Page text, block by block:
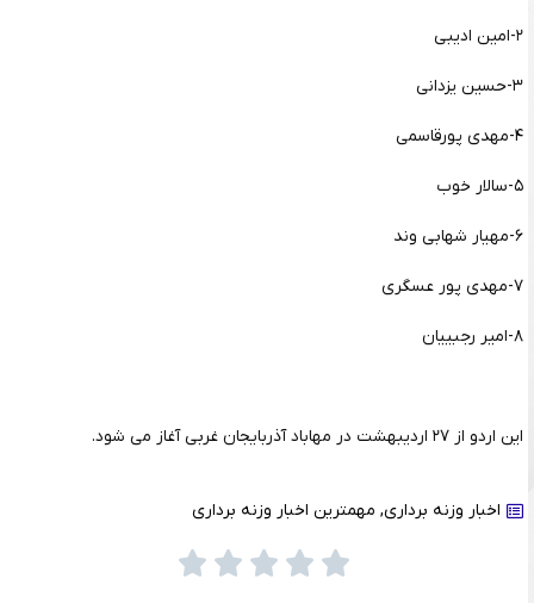
۲-امین ادیبی
۳-حسین یزدانی
۴-مهدی پورقاسمی
۵-سالار خوب
۶-مهیار شهابی وند
۷-مهدی پور عسگری
۸-امیر رجبییان
این اردو از ۲۷ اردیبهشت در مهاباد آذربایجان غربی آغاز می شود.
اخبار وزنه برداری, مهمترین اخبار وزنه برداری